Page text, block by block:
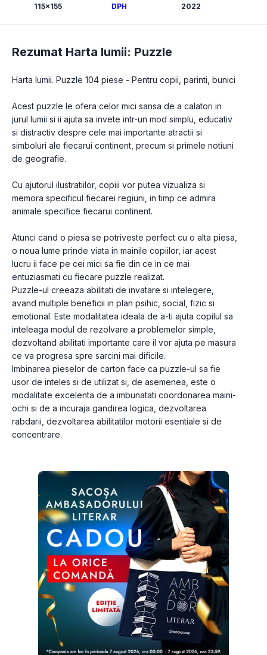
115x155 DPH 2022
Rezumat Harta lumii: Puzzle
Harta lumii. Puzzle 104 piese - Pentru copii, parinti, bunici
Acest puzzle le ofera celor mici sansa de a calatori in
jurul lumii si ii ajuta sa invete intr-un mod simplu, educativ
si distractiv despre cele mai importante atractii si
simboluri ale fiecarui continent, precum si primele notiuni
de geografie.
Cu ajutorul ilustratiilor, copiii vor putea vizualiza si
memora specificul fiecarei regiuni, in timp ce admira
animale specifice fiecarui continent.
Atunci cand o piesa se potriveste perfect cu o alta piesa,
o noua lume prinde viata in mainile copiilor, iar acest
lucru ii face pe cei mici sa fie din ce in ce mai
entuziasmati cu fiecare puzzle realizat.
Puzzle-ul creeaza abilitati de invatare si intelegere,
avand multiple beneficii in plan psihic, social, fizic si
emotional. Este modalitatea ideala de a-ti ajuta copilul sa
inteleaga modul de rezolvare a problemelor simple,
dezvoltand abilitati importante care il vor ajuta pe masura
ce va progresa spre sarcini mai dificile.
Imbinarea pieselor de carton face ca puzzle-ul sa fie
usor de inteles si de utilizat si, de asemenea, este o
modalitate excelenta de a imbunatati coordonarea maini-
ochi si de a incuraja gandirea logica, dezvoltarea
rabdarii, dezvoltarea abilitatilor motorii esentiale si de
concentrare.